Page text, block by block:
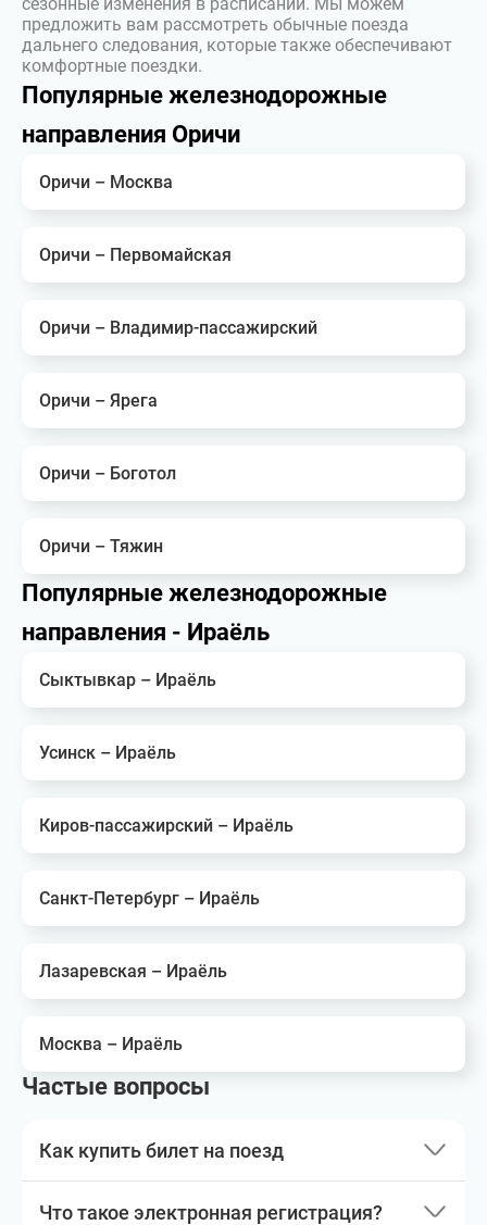
предложить вам рассмотреть обычные поезда
дальнего следования, которые также обеспечивают
комфортные поездки.
Популярные железнодорожные
направления Оричи
Оричи – Москва
Оричи – Первомайская
Оричи – Владимир-пассажирский
Оричи – Ярега
Оричи – Боготол
Оричи – Тяжин
Популярные железнодорожные
направления - Ираёль
Сыктывкар – Ираёль
Усинск – Ираёль
Киров-пассажирский – Ираёль
Санкт-Петербург – Ираёль
Лазаревская – Ираёль
Москва – Ираёль
Частые вопросы
Как купить билет на поезд
Что такое электронная регистрация?